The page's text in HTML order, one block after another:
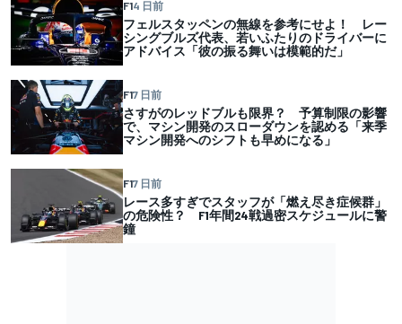
F14 日前
フェルスタッペンの無線を参考にせよ！ レー
シングブルズ代表、若いふたりのドライバーに
アドバイス「彼の振る舞いは模範的だ」
F17 日前
さすがのレッドブルも限界？ 予算制限の影響
で、マシン開発のスローダウンを認める「来季
マシン開発へのシフトも早めになる」
F17 日前
レース多すぎでスタッフが「燃え尽き症候群」
の危険性？ F1年間24戦過密スケジュールに警
鐘